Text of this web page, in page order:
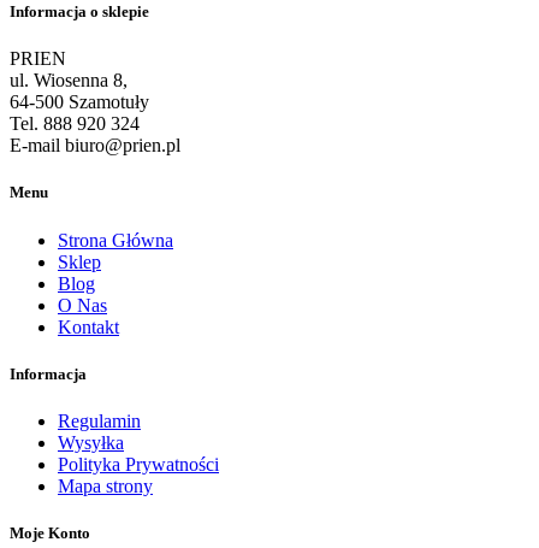
Informacja o sklepie
PRIEN
ul. Wiosenna 8,
64-500 Szamotuły
Tel. 888 920 324
E-mail biuro@prien.pl
Menu
Strona Główna
Sklep
Blog
O Nas
Kontakt
Informacja
Regulamin
Wysyłka
Polityka Prywatności
Mapa strony
Moje Konto